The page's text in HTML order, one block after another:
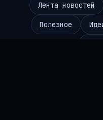
Лента новостей
Полезное